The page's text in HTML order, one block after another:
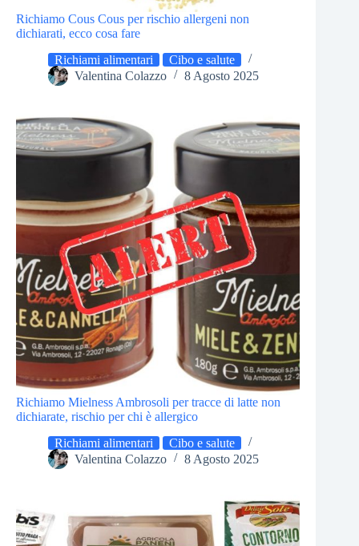
Richiamo Cous Cous per rischio allergeni non
dichiarati, ecco cosa fare
Richiami alimentari
Cibo e salute
Valentina Colazzo
8 Agosto 2025
Richiamo Mielness Ambrosoli per tracce di latte non
dichiarate, rischio per chi è allergico
Richiami alimentari
Cibo e salute
Valentina Colazzo
8 Agosto 2025